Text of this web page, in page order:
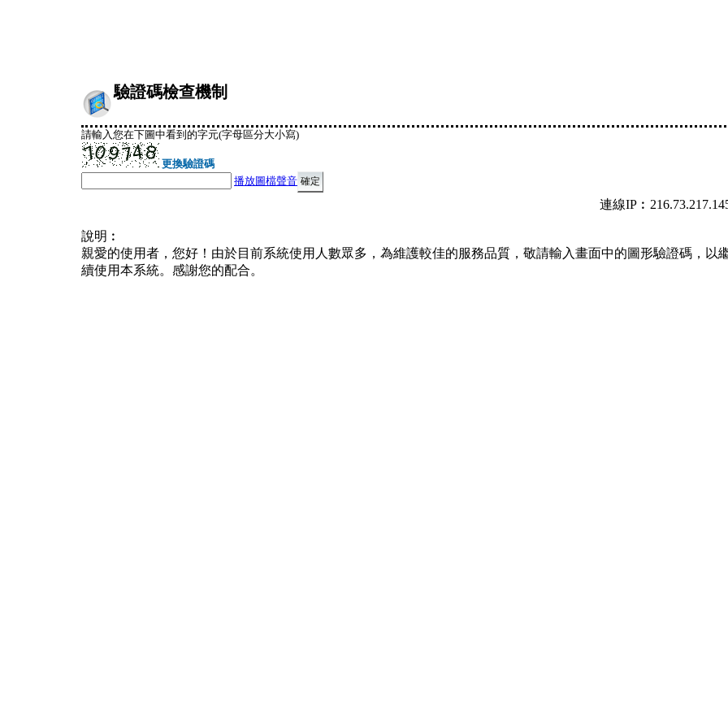
驗證碼檢查機制
請輸入您在下圖中看到的字元(字母區分大小寫)
更換驗證碼
播放圖檔聲音
連線
說明︰
親愛的使用者，您好！由於目前系統使用人數眾多，為維護較佳的服務品質，敬請輸入畫面中的圖形驗證碼，以
續使用本系統。感謝您的配合。